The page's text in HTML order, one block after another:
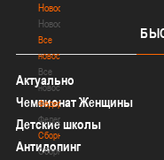
Новости
Новости
Все
новости
Все
новости
Федерация
Федерация
Сборные
Сборные
Актуально
Чемпионат Женщины
Детские школы
Антидопинг